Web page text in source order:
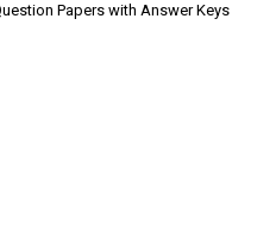
Papers with Answer Keys